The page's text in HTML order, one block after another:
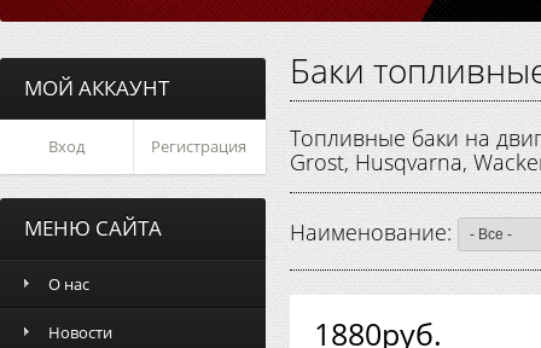
МОЙ АККАУНТ
Вход Регистрация
МЕНЮ САЙТА
О нас
Новости
Баки
Топливные баки на
Grost, Husqvarna,
Наименование:
1880руб.